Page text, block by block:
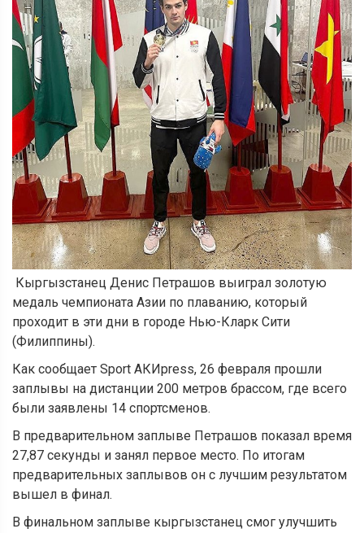
Кыргызстанец Денис Петрашов выиграл золотую
медаль чемпионата Азии по плаванию, который
проходит в эти дни в городе Нью-Кларк Сити
(Филиппины).
Как сообщает Sport АКИpress, 26 февраля прошли
заплывы на дистанции 200 метров брассом, где всего
были заявлены 14 спортсменов.
В предварительном заплыве Петрашов показал время
27,87 секунды и занял первое место. По итогам
предварительных заплывов он с лучшим результатом
вышел в финал.
В финальном заплыве кыргызстанец смог улучшить